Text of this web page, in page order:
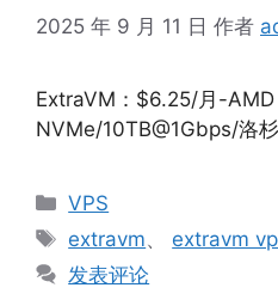
2025 年 9 月 11 日 作者
ExtraVM：$6.25/月-
NVMe/10TB@1Gbps/洛
分
类
VPS
标
签
extravm、 extravm
发表评论